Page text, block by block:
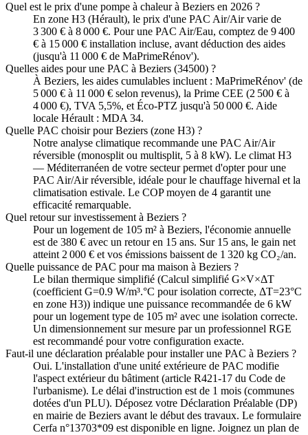
Quel est le prix d'une pompe à chaleur à Beziers en 2026 ?
En zone H3 (Hérault), le prix d'une PAC Air/Air varie de
3 300 € à 8 000 €. Pour une PAC Air/Eau, comptez de 9 400
€ à 15 000 € installation incluse, avant déduction des aides
(jusqu'à 11 000 € de MaPrimeRénov').
Quelles aides pour une PAC à Beziers (34500) ?
À Beziers, les aides cumulables incluent : MaPrimeRénov' (de
5 000 € à 11 000 € selon revenus), la Prime CEE (2 500 € à
4 000 €), TVA 5,5%, et Éco-PTZ jusqu'à 50 000 €. Aide
locale Hérault : MDA 34.
Quelle PAC choisir pour Beziers (zone H3) ?
Notre analyse climatique recommande une PAC Air/Air
réversible (monosplit ou multisplit, 5 à 8 kW). Le climat H3
— Méditerranéen de votre secteur permet d'opter pour une
PAC Air/Air réversible, idéale pour le chauffage hivernal et la
climatisation estivale. Le COP moyen de 4 garantit une
efficacité remarquable.
Quel retour sur investissement à Beziers ?
Pour un logement de 105 m² à Beziers, l'économie annuelle
est de 380 € avec un retour en 15 ans. Sur 15 ans, le gain net
atteint 2 000 € et vos émissions baissent de 1 320 kg CO₂/an.
Quelle puissance de PAC pour ma maison à Beziers ?
Le bilan thermique simplifié (Calcul simplifié G×V×ΔT
(coefficient G=0.9 W/m³.°C pour isolation correcte, ΔT=23°C
en zone H3)) indique une puissance recommandée de 6 kW
pour un logement type de 105 m² avec une isolation correcte.
Un dimensionnement sur mesure par un professionnel RGE
est recommandé pour votre configuration exacte.
Faut-il une déclaration préalable pour installer une PAC à Beziers ?
Oui. L'installation d'une unité extérieure de PAC modifie
l'aspect extérieur du bâtiment (article R421-17 du Code de
l'urbanisme). Le délai d'instruction est de 1 mois (communes
dotées d'un PLU). Déposez votre Déclaration Préalable (DP)
en mairie de Beziers avant le début des travaux. Le formulaire
Cerfa n°13703*09 est disponible en ligne. Joignez un plan de